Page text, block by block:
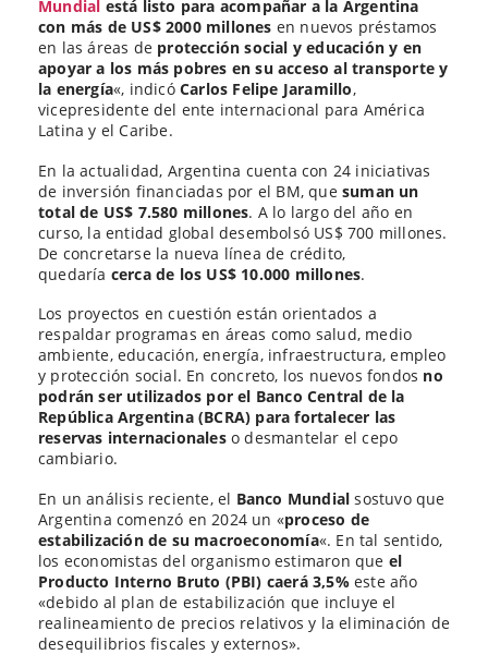
Mundial está listo para acompañar a la Argentina
con más de US$ 2000 millones en nuevos préstamos
en las áreas de protección social y educación y en
apoyar a los más pobres en su acceso al transporte y
la energía«, indicó Carlos Felipe Jaramillo,
vicepresidente del ente internacional para América
Latina y el Caribe.
En la actualidad, Argentina cuenta con 24 iniciativas
de inversión financiadas por el BM, que suman un
total de US$ 7.580 millones. A lo largo del año en
curso, la entidad global desembolsó US$ 700 millones.
De concretarse la nueva línea de crédito,
quedaría cerca de los US$ 10.000 millones.
Los proyectos en cuestión están orientados a
respaldar programas en áreas como salud, medio
ambiente, educación, energía, infraestructura, empleo
y protección social. En concreto, los nuevos fondos no
podrán ser utilizados por el Banco Central de la
República Argentina (BCRA) para fortalecer las
reservas internacionaleso desmantelar el cepo
cambiario.
En un análisis reciente, el Banco Mundial sostuvo que
Argentina comenzó en 2024 un «proceso de
estabilización de su macroeconomía«. En tal sentido,
los economistas del organismo estimaron que el
Producto Interno Bruto (PBI) caerá 3,5%este año
«debido al plan de estabilización que incluye el
realineamiento de precios relativos y la eliminación de
desequilibrios fiscales y externos».